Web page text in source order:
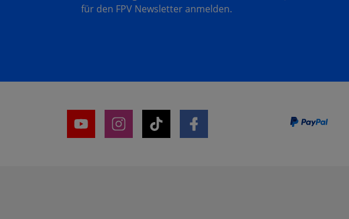
für den FPV Newsletter anmelden.